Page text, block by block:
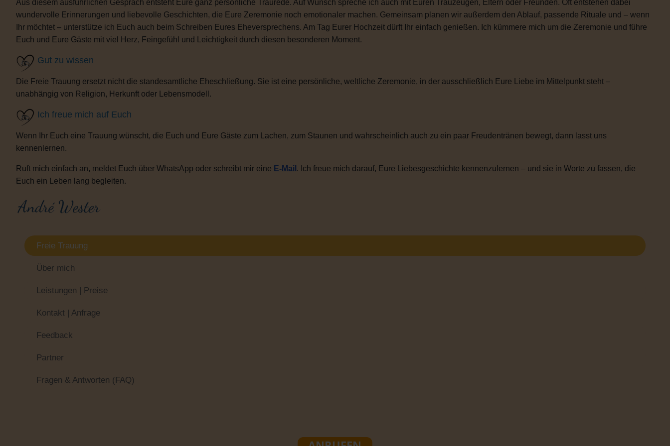
Freie Trauung
Über mich
Leistungen | Preise
Kontakt | Anfrage
Feedback
Partner
Fragen & Antworten (FAQ)
Aus diesem ausführlichen Gespräch entsteht Eure ganz persönliche Traurede. Auf Wunsch spreche ich auch mit Euren Trauzeugen, Eltern oder Freunden. Oft entstehen dabei
wundervolle Erinnerungen und liebevolle Geschichten, die Eure Zeremonie noch emotionaler machen. Gemeinsam planen wir außerdem den Ablauf, passende Rituale und – wenn
Ihr möchtet – unterstütze ich Euch auch beim Schreiben Eures Eheversprechens. Am Tag Eurer Hochzeit dürft Ihr einfach genießen. Ich kümmere mich um die Zeremonie und führe
Euch und Eure Gäste mit viel Herz, Feingefühl und Leichtigkeit durch diesen besonderen Moment.
Gut zu wissen
Die Freie Trauung ersetzt nicht die standesamtliche Eheschließung. Sie ist eine persönliche, weltliche Zeremonie, in der ausschließlich Eure Liebe im Mittelpunkt steht –
unabhängig von Religion, Herkunft oder Lebensmodell.
Ich freue mich auf Euch
Wenn Ihr Euch eine Trauung wünscht, die Euch und Eure Gäste zum Lachen, zum Staunen und wahrscheinlich auch zu ein paar Freudentränen bewegt, dann lasst uns
kennenlernen.
Ruft mich einfach an, meldet Euch über WhatsApp oder schreibt mir eine E-Mail . Ich freue mich darauf, Eure Liebesgeschichte kennenzulernen – und sie in Worte zu fassen, die
Euch ein Leben lang begleiten.